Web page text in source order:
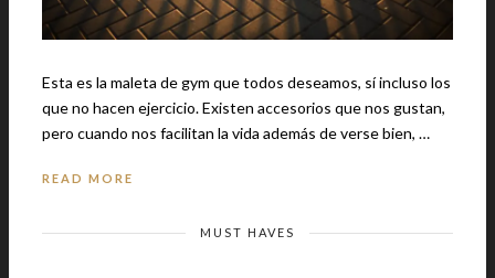
Esta es la maleta de gym que todos deseamos, sí incluso los
que no hacen ejercicio. Existen accesorios que nos gustan,
pero cuando nos facilitan la vida además de verse bien, …
READ MORE
MUST HAVES